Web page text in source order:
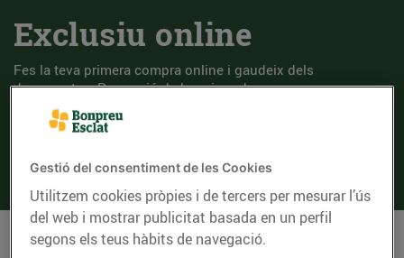
Exclusiu online
Fes la teva primera compra online i gaudeix dels
descomptes. Promoció de benvinguda per a nous
clients de compra online.
Gestió del consentiment de les Cookies
Utilitzem cookies pròpies i de tercers per mesurar l’ús
del web i mostrar publicitat basada en un perfil
segons els teus hàbits de navegació.